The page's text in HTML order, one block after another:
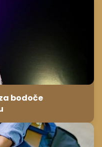
bodoče